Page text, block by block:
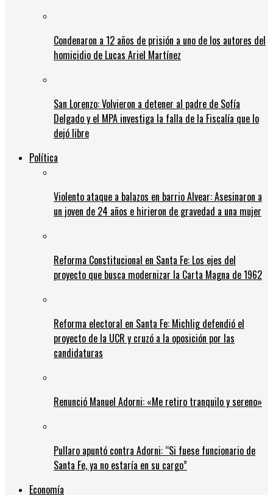
Condenaron a 12 años de prisión a uno de los autores del
homicidio de Lucas Ariel Martínez
San Lorenzo: Volvieron a detener al padre de Sofía
Delgado y el MPA investiga la falla de la Fiscalía que lo
dejó libre
Política
Violento ataque a balazos en barrio Alvear: Asesinaron a
un joven de 24 años e hirieron de gravedad a una mujer
Reforma Constitucional en Santa Fe: Los ejes del
proyecto que busca modernizar la Carta Magna de 1962
Reforma electoral en Santa Fe: Michlig defendió el
proyecto de la UCR y cruzó a la oposición por las
candidaturas
Renunció Manuel Adorni: «Me retiro tranquilo y sereno»
Pullaro apuntó contra Adorni: “Si fuese funcionario de
Santa Fe, ya no estaría en su cargo”
Economía